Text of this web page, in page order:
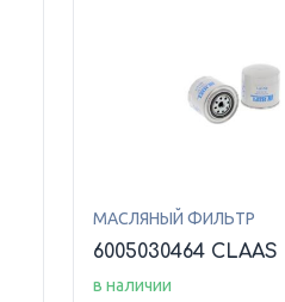
МАСЛЯНЫЙ ФИЛЬТР
6005030464 CLAAS
в наличии